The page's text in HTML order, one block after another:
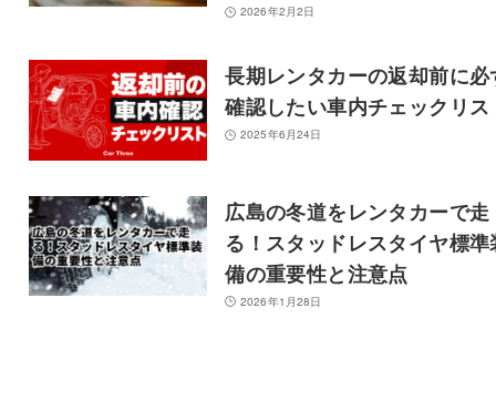
2026年2月2日
長期レンタカーの返却前に必
確認したい車内チェックリス
2025年6月24日
広島の冬道をレンタカーで走
る！スタッドレスタイヤ標準
備の重要性と注意点
2026年1月28日